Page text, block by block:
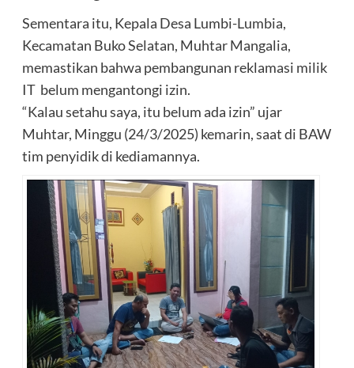
Sementara itu, Kepala Desa Lumbi-Lumbia,
Kecamatan Buko Selatan, Muhtar Mangalia,
memastikan bahwa pembangunan reklamasi milik
IT belum mengantongi izin.
“Kalau setahu saya, itu belum ada izin” ujar
Muhtar, Minggu (24/3/2025) kemarin, saat di BAW
tim penyidik di kediamannya.